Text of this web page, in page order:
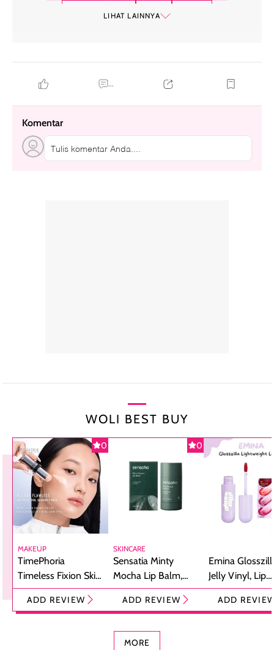
LIHAT LAINNYA
...
Komentar
Tulis komentar Anda....
WOLI BEST BUY
0
MAKEUP
TimePhoria
Timeless Fixion Skin
Tint Stick,
Foundation dan
ADD REVIEW
0
SKINCARE
Sensatia Minty
Mocha Lip Balm,
Pelembap Bibir
dengan Aroma
ADD REVIEW
Emina
Jelly Vinyl, Lip
Cream Glossy
Ringan
ADD
MORE